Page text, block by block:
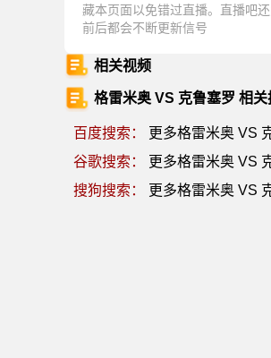
藏本页面以免错过直播。直播吧
前后都会不断更新信号
相关视频
格雷米奥 VS 克鲁塞罗 相关
百度搜索：
更多格雷米奥 VS
谷歌搜索：
更多格雷米奥 VS
搜狗搜索：
更多格雷米奥 VS